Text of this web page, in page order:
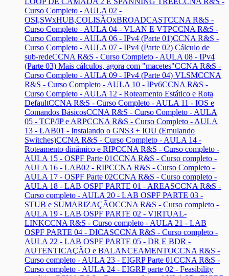
Curso Completo - AULA 02 -
OSI,SWxHUB,COLISÃOxBROADCASTCCNA R&S -
Curso Completo - AULA 04 - VLAN E VTPCCNA R&S -
Curso Completo - AULA 06 - IPv4 (Parte 01)CCNA R&S -
Curso Completo - AULA 07 - IPv4 (Parte 02) Cálculo de
sub-redeCCNA R&S - Curso Completo - AULA 08 - IPv4
(Parte 03) Mais cálculos, agora com "macetes"CCNA R&S -
Curso Completo - AULA 09 - IPv4 (Parte 04) VLSMCCNA
R&S - Curso Completo - AULA 10 - IPv6CCNA R&S -
Curso Completo - AULA 12 - Roteamento Estático e Rota
DefaultCCNA R&S - Curso Completo - AULA 11 - IOS e
Comandos BásicosCCNA R&S - Curso Completo - AULA
05 - TCP/IP e ARPCCNA R&S - Curso Completo - AULA
13 - LAB01 - Instalando o GNS3 + IOU (Emulando
Switches)CCNA R&S - Curso Completo - AULA 14 -
Roteamento dinâmico e RIPCCNA R&S - Curso completo -
AULA 15 - OSPF Parte 01CCNA R&S - Curso completo -
AULA 16 - LAB02 - RIPCCNA R&S - Curso Completo -
AULA 17 - OSPF Parte 02CCNA R&S - Curso completo -
AULA 18 - LAB OSPF PARTE 01 - AREASCCNA R&S -
Curso completo - AULA 20 - LAB OSPF PARTE 03 -
STUB e SUMARIZAÇÃOCCNA R&S - Curso completo -
AULA 19 - LAB OSPF PARTE 02 - VIRTUAL-
LINKCCNA R&S - Curso completo - AULA 21 - LAB
OSPF PARTE 04 - DICASCCNA R&S - Curso completo -
AULA 22 - LAB OSPF PARTE 05 - DR E BDR -
AUTENTICAÇÃO e BALANCEAMENTOCCNA R&S -
Curso completo - AULA 23 - EIGRP Parte 01CCNA R&S -
Curso completo - AULA 24 - EIGRP parte 02 - Feasibility